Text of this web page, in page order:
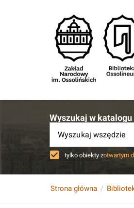
Wyszukaj w katalogu
Wyszukaj wszędzie
tylko obiekty zotwartym
Strona główna